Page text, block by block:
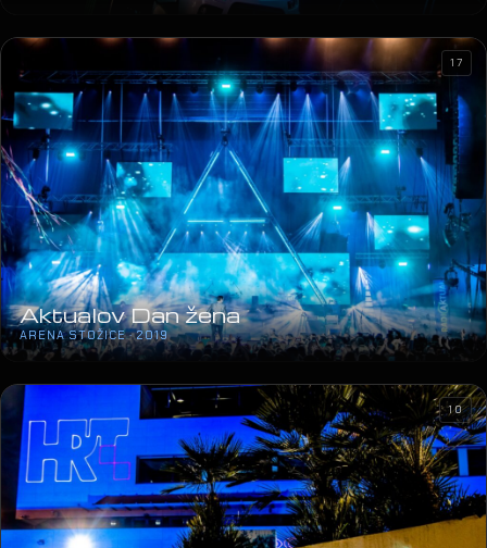
Aktualov Dan žena
ARENA STOŽICE · 2019
17
10